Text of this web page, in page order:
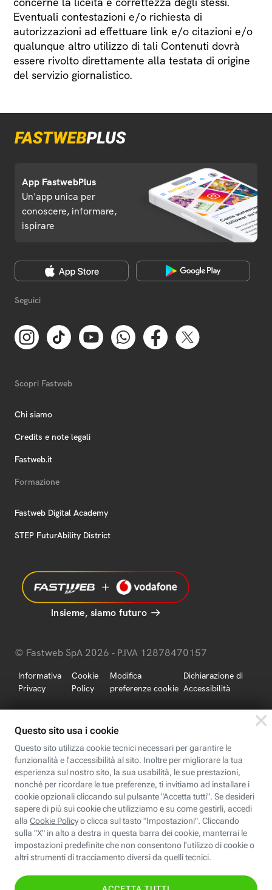
Eventuali contestazioni e/o richiesta di
autorizzazioni ad effettuare link e/o citazioni e/o
qualunque altro utilizzo di tali Contenuti dovrà
essere rivolto direttamente alla testata di origine
del servizio giornalistico.
App FastwebPlus
Un'app unica per
conoscere, informare,
ispirare
Seguici
Scopri Fastweb
Chi siamo
Credits e note legali
Fastweb.it
Formazione
Fastweb Digital Academy
STEP FuturAbility District
Insieme, siamo futuro
© Fastweb SpA 2026 - P.IVA 12878470157
Informativa
Privacy
Cookie
Policy
Modifica
preferenze cookie
Dichiarazione di
Accessibilità